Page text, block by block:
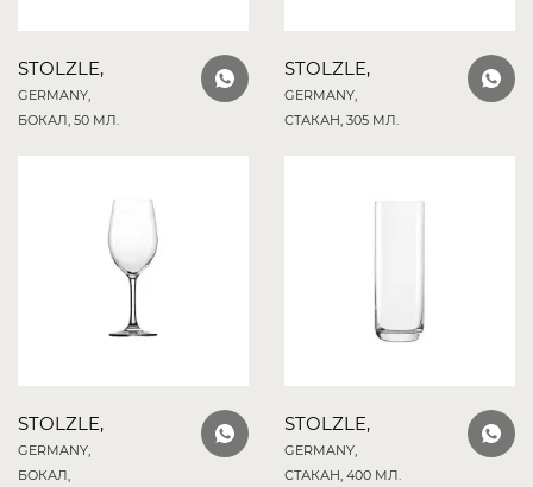
STOLZLE,
GERMANY,
БОКАЛ, 50 МЛ.
STOLZLE,
GERMANY,
СТАКАН, 305 МЛ.
STOLZLE,
GERMANY,
БОКАЛ,
STOLZLE,
GERMANY,
СТАКАН, 400 МЛ.